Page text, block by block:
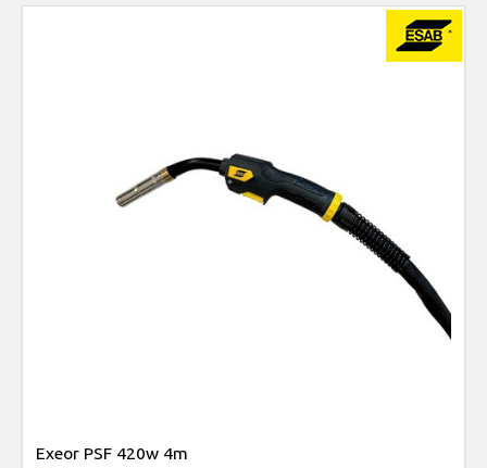
Exeor PSF 420w 4m